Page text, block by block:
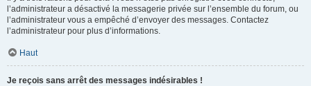
l’administrateur a désactivé la messagerie privée sur l’ensemble du forum, ou
l’administrateur vous a empêché d’envoyer des messages. Contactez
l’administrateur pour plus d’informations.
Haut
Je reçois sans arrêt des messages indésirables !